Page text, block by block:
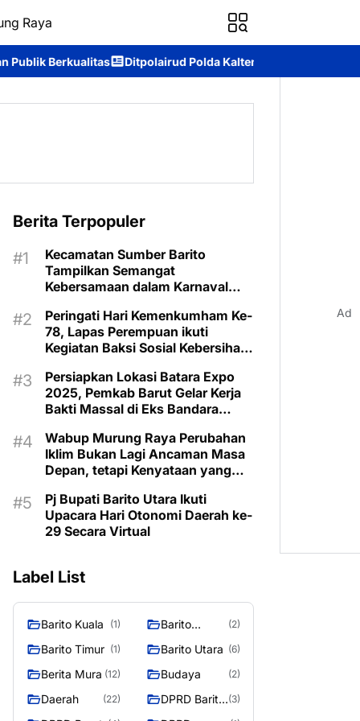
Raya
Polda Kalteng Sambangi Masyarakat, Berikan Edukasi
Berita Terpopuler
Kecamatan Sumber Barito
Tampilkan Semangat
Kebersamaan dalam Karnaval
Peringati Hari Kemenkumham Ke-
78, Lapas Perempuan ikuti
Kegiatan Baksi Sosial Kebersihan
Persiapkan Lokasi Batara Expo
2025, Pemkab Barut Gelar Kerja
Bakti Massal di Eks Bandara
Wabup Murung Raya Perubahan
Iklim Bukan Lagi Ancaman Masa
Depan, tetapi Kenyataan yang
Pj Bupati Barito Utara Ikuti
Upacara Hari Otonomi Daerah ke-
29 Secara Virtual
Label List
Barito Kuala (1)
Barito
(2)
Barito Timur (1) Barito Utara (6)
Berita Mura (12) Budaya (2)
Daerah (22)
DPRD Barito (3)
Ad